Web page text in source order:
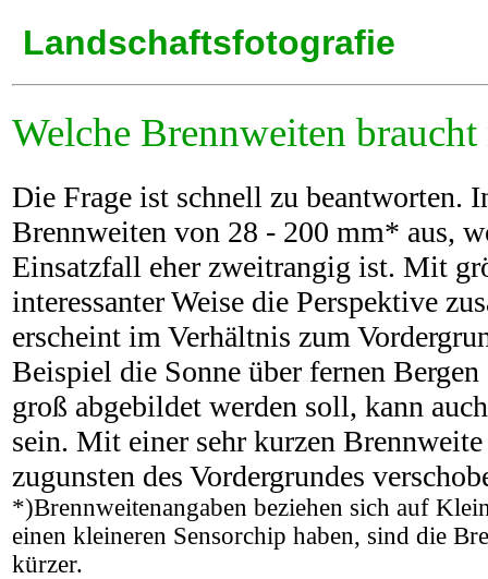
Landschaftsfotografie
Welche Brennweiten braucht
Die Frage ist schnell zu beantworten.
Brennweiten von 28 - 200 mm* aus,
Einsatzfall eher zweitrangig ist. Mit
interessanter Weise die Perspektive
erscheint im Verhältnis zum
Beispiel die Sonne über fernen
groß abgebildet werden soll, kann
sein. Mit einer sehr kurzen
zugunsten des Vordergrundes
*)Brennweitenangaben beziehen sich auf
einen kleineren Sensorchip haben, sind die
kürzer.